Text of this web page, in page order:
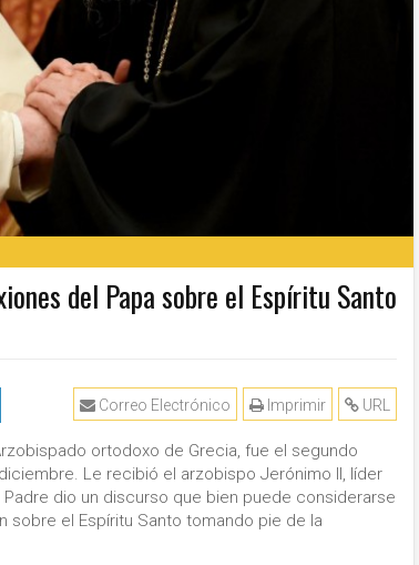
del Papa sobre el Espíritu Santo
URL
Imprimir
Correo Electrónico
ortodoxo de Grecia, fue el segundo
Le recibió el arzobispo Jerónimo II, líder
dio un discurso que bien puede considerarse
el Espíritu Santo tomando pie de la